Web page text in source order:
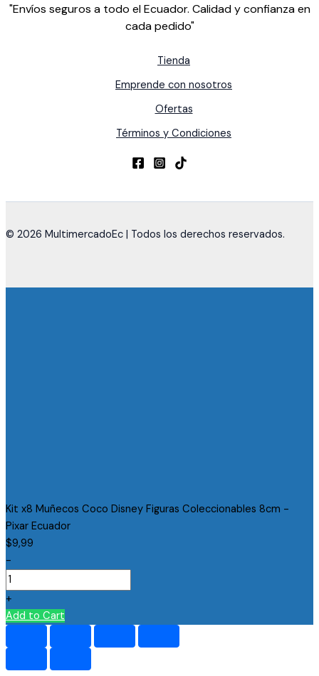
"Envíos seguros a todo el Ecuador. Calidad y confianza en
cada pedido"
Tienda
Emprende con nosotros
Ofertas
Términos y Condiciones
© 2026 MultimercadoEc | Todos los derechos reservados.
Kit x8 Muñecos Coco Disney Figuras Coleccionables 8cm -
Pixar Ecuador
$9,99
-
+
Add to Cart